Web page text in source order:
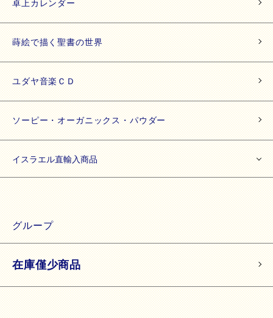
卓上カレンダー
蒔絵で描く聖書の世界
ユダヤ音楽ＣＤ
ソーピー・オーガニックス・パウダー
イスラエル直輸入商品
グループ
在庫僅少商品